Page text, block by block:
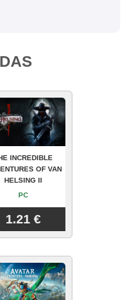
INCREDIBLE
OF VAN
HELSING II
PC
1.21 €